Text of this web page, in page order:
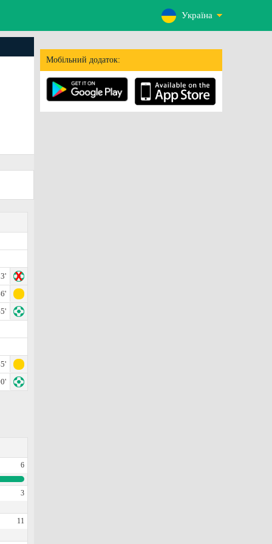
Україна
Мобільний додаток:
6
3
11